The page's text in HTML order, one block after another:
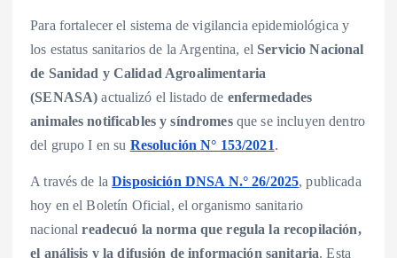
Para fortalecer el sistema de vigilancia epidemiológica y
los estatus sanitarios de la Argentina, el Servicio Nacional
de Sanidad y Calidad Agroalimentaria
(SENASA) actualizó el listado de enfermedades
animales notificables y síndromesque se incluyen dentro
del grupo I en su Resolución N° 153/2021.
A través de laDisposición DNSA N.° 26/2025, publicada
hoy en el Boletín Oficial, el organismo sanitario
nacionalreadecuó la norma que regula la recopilación,
el análisis y la difusión de información sanitaria. Esta